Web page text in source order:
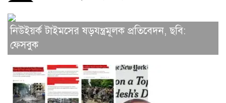
নিউইয়র্ক টাইমসের ষড়যন্ত্রমূলক প্রতিবেদন, ছবি:
ফেসবুক